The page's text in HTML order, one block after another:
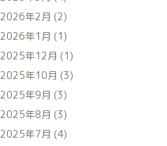
2026年2月 (2)
2026年1月 (1)
2025年12月 (1)
2025年10月 (3)
2025年9月 (3)
2025年8月 (3)
2025年7月 (4)